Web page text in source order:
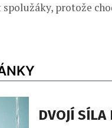
protože
DVOJÍ SÍLA